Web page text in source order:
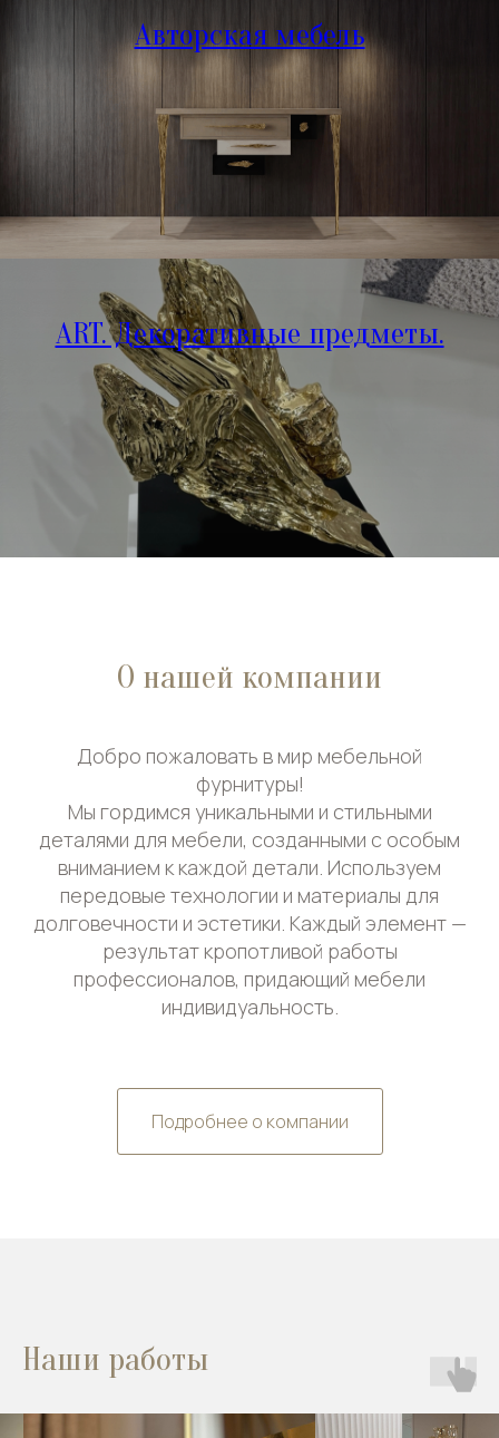
Авторская мебель
ART. Декоративные предметы.
О нашей компании
Добро пожаловать в мир мебельной
фурнитуры!
Мы гордимся уникальными и стильными
деталями для мебели, созданными с особым
вниманием к каждой детали. Используем
передовые технологии и материалы для
долговечности и эстетики. Каждый элемент —
результат кропотливой работы
профессионалов, придающий мебели
индивидуальность.
Подробнее о компании
Наши работы